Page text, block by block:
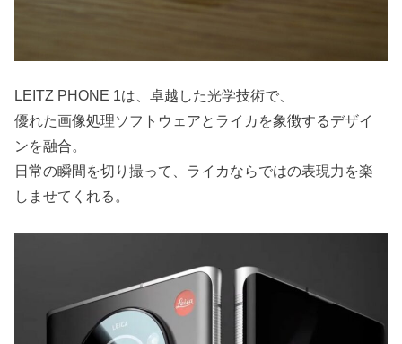
LEITZ PHONE 1は、卓越した光学技術で、
優れた画像処理ソフトウェアとライカを象徴するデザイ
ンを融合。
日常の瞬間を切り撮って、ライカならではの表現力を楽
しませてくれる。